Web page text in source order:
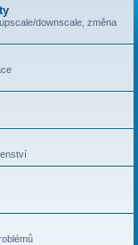
downscale, změna